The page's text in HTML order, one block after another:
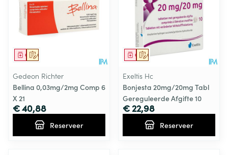
Op voorschrift
Geneesmiddel
Gedeon Richter
Bellina 0,03mg/2mg Comp 6
X 21
€ 40,88
Reserveer
Op voorschrift
Geneesmiddel
Exeltis Hc
Bonjesta 20mg/20mg Tabl
Gereguleerde Afgifte 10
€ 22,98
Reserveer